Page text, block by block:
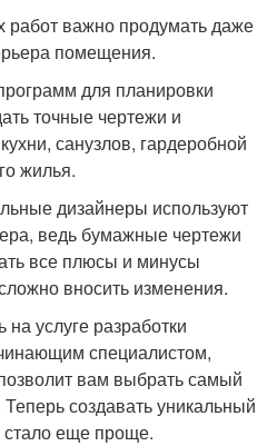
важно продумать даже
помещения.
для планировки
точные чертежи и
санузлов, гардеробной
жилья.
дизайнеры используют
ведь бумажные чертежи
все плюсы и минусы
вносить изменения.
услуге разработки
специалистом,
вам выбрать самый
создавать уникальный
еще проще.